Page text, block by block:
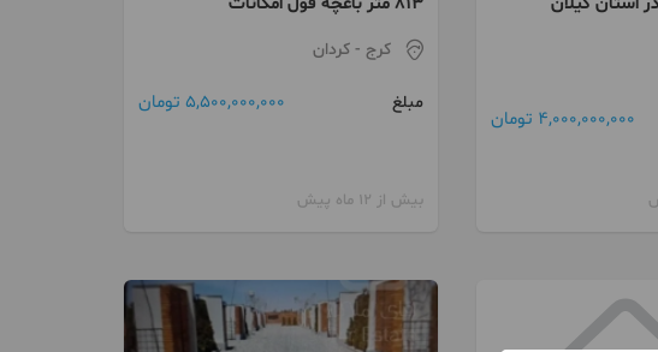
4,000,000,000 تومان
کرج - کردان
مبلغ 5,500,000,000 تومان
بیش از 12 ماه پیش